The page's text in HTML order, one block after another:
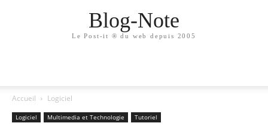
Blog-Note
Le Post-it ® du web depuis 2005
Accueil Logiciel
Logiciel Multimedia et Technologie Tutoriel